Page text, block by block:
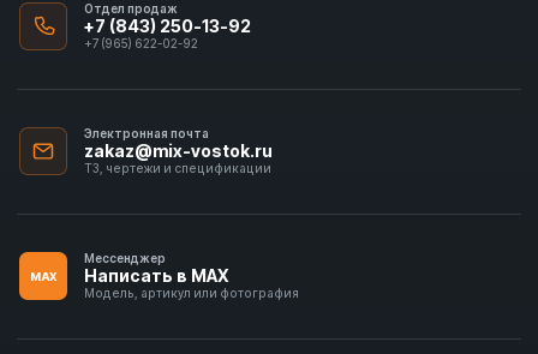
Отдел продаж
+7 (843) 250-13-92
+7 (965) 622-02-92
Электронная почта
zakaz@mix-vostok.ru
ТЗ, чертежи и спецификации
MAX
Мессенджер
Написать в MAX
Модель, артикул или фотография